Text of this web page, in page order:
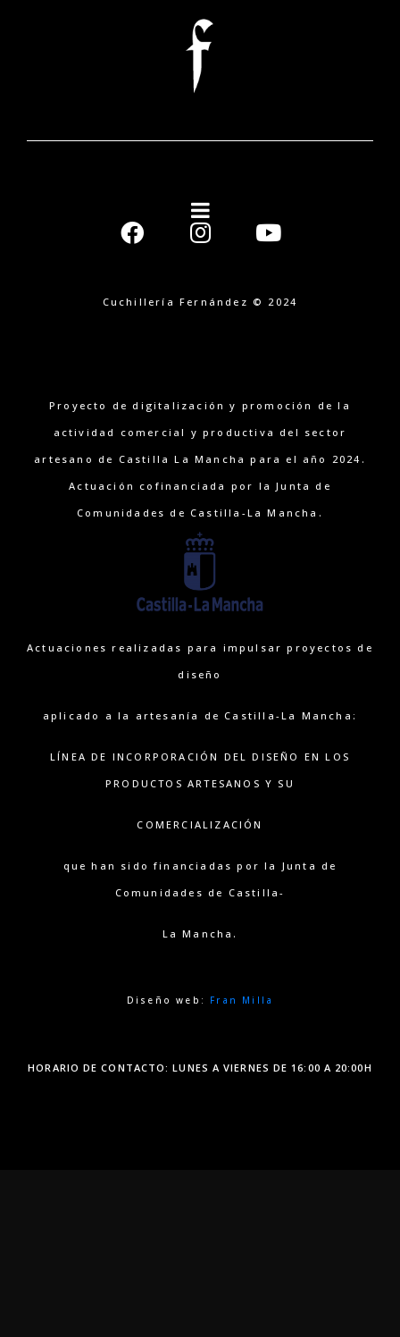
Cuchillería Fernández © 2024
Proyecto de digitalización y promoción de la
actividad comercial y productiva del sector
artesano de Castilla La Mancha para el año 2024.
Actuación cofinanciada por la Junta de
Comunidades de Castilla-La Mancha.
Actuaciones realizadas para impulsar proyectos de
diseño
aplicado a la artesanía de Castilla-La Mancha:
LÍNEA DE INCORPORACIÓN DEL DISEÑO EN LOS
PRODUCTOS ARTESANOS Y SU
COMERCIALIZACIÓN
que han sido financiadas por la Junta de
Comunidades de Castilla-
La Mancha.
Diseño web: Fran Milla
HORARIO DE CONTACTO: LUNES A VIERNES DE 16:00 A 20:00H